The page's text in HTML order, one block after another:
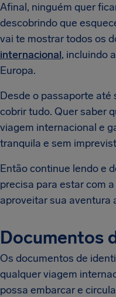
Afinal, ninguém quer
descobrindo que
vai te mostrar todos os
internacional, incluindo
Europa.
Desde o passaporte até
cobrir tudo. Quer saber
viagem internacional e
tranquila e sem
Então continue lendo e
precisa para estar com
aproveitar sua aventura
Documentos
Os documentos de
qualquer viagem
possa embarcar e